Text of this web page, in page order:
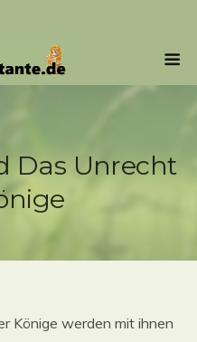
Das Unrecht
Könige werden mit ihnen